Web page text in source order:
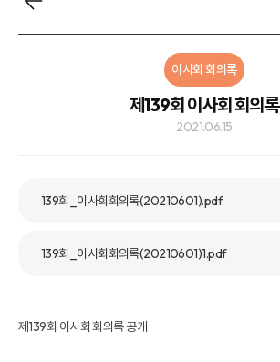
이사회 회의록
제139회 이사회 회의록
2021.06.15
139회_이사회회의록(20210601).pdf
139회_이사회회의록(20210601)1.pdf
제139회 이사회 회의록 공개